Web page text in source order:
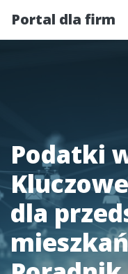
Portal dla firm
Podatki
dla